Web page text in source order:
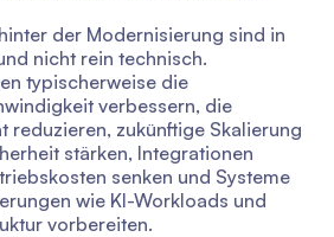
der Modernisierung sind in
nicht rein technisch.
typischerweise die
verbessern, die
reduzieren, zukünftige Skalierung
stärken, Integrationen
senken und Systeme
wie KI-Workloads und
vorbereiten.